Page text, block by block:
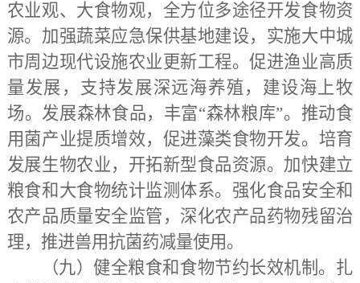
农业观、大食物观，全方位多途径开发食物资
源。加强蔬菜应急保供基地建设，实施大中城
市周边现代设施农业更新工程。促进渔业高质
量发展，支持发展深远海养殖，建设海上牧
场。发展森林食品，丰富“森林粮库”。推动食
用菌产业提质增效，促进藻类食物开发。培育
发展生物农业，开拓新型食品资源。加快建立
粮食和大食物统计监测体系。强化食品安全和
农产品质量安全监管，深化农产品药物残留治
理，推进兽用抗菌药减量使用。
（九）健全粮食和食物节约长效机制。 扎